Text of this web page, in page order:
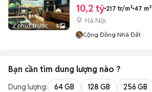
2 phút trước 5
10,2 tỷ 217 tr/m² 47 m²
Hà Nội
Cộng Đồng Nhà Đất
Bạn cần tìm dung lượng nào ?
Dung lượng: 64 GB 128 GB 256 GB